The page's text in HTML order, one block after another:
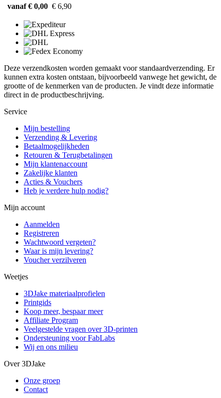
vanaf € 0,00 € 6,90
Deze verzendkosten worden gemaakt voor standaardverzending. Er
kunnen extra kosten ontstaan, bijvoorbeeld vanwege het gewicht, de
grootte of de kenmerken van de producten. Je vindt deze informatie
direct in de productbeschrijving.
Service
Mijn bestelling
Verzending & Levering
Betaalmogelijkheden
Retouren & Terugbetalingen
Mijn klantenaccount
Zakelijke klanten
Acties & Vouchers
Heb je verdere hulp nodig?
Mijn account
Aanmelden
Registreren
Wachtwoord vergeten?
Waar is mijn levering?
Voucher verzilveren
Weetjes
3DJake materiaalprofielen
Printgids
Koop meer, bespaar meer
Affiliate Program
Veelgestelde vragen over 3D-printen
Ondersteuning voor FabLabs
Wij en ons milieu
Over 3DJake
Onze groep
Contact